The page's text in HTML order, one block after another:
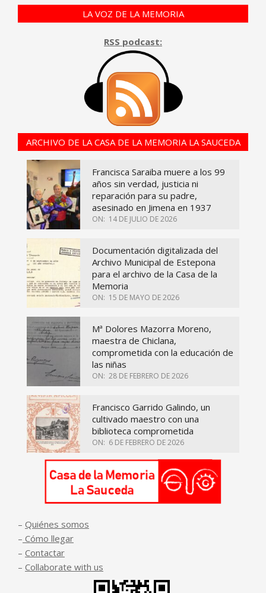
LA VOZ DE LA MEMORIA
RSS podcast:
ARCHIVO DE LA CASA DE LA MEMORIA LA SAUCEDA
Francisca Saraiba muere a los 99
años sin verdad, justicia ni
reparación para su padre,
asesinado en Jimena en 1937
ON: 14 DE JULIO DE 2026
Documentación digitalizada del
Archivo Municipal de Estepona
para el archivo de la Casa de la
Memoria
ON: 15 DE MAYO DE 2026
Mª Dolores Mazorra Moreno,
maestra de Chiclana,
comprometida con la educación de
las niñas
ON: 28 DE FEBRERO DE 2026
Francisco Garrido Galindo, un
cultivado maestro con una
biblioteca comprometida
ON: 6 DE FEBRERO DE 2026
– Quiénes somos
– Cómo llegar
– Contactar
– Collaborate with us